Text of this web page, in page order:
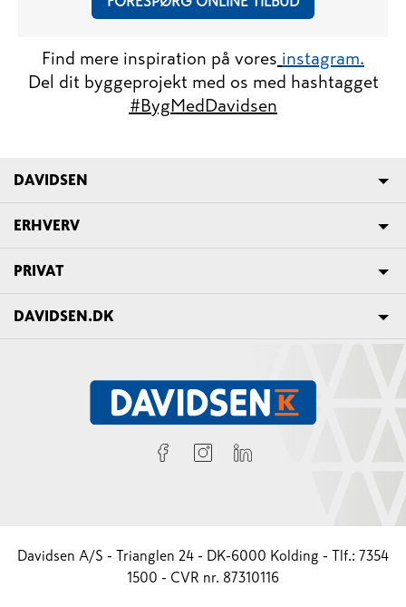
Find mere inspiration på vores instagram.
Del dit byggeprojekt med os med hashtagget
#BygMedDavidsen
DAVIDSEN
ERHVERV
PRIVAT
DAVIDSEN.DK
Davidsen A/S - Trianglen 24 - DK-6000 Kolding - Tlf.: 7354
1500 - CVR nr. 87310116